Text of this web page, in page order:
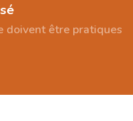
doivent être pratiques